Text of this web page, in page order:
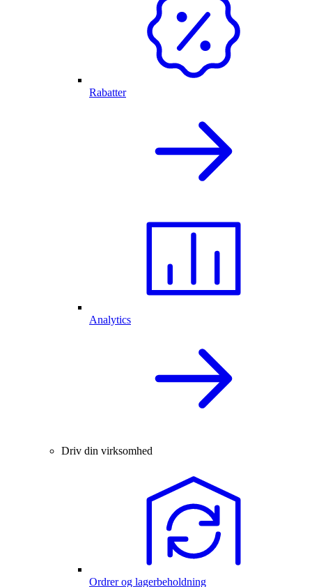
Rabatter
Analytics
Driv din virksomhed
Ordrer og lagerbeholdning